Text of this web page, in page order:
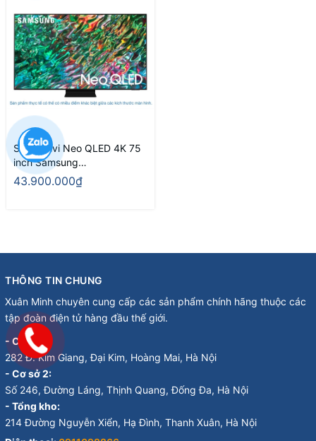
Smart Tivi Neo QLED 4K 75
inch Samsung
QA75QN90BA
43.900.000₫
THÔNG TIN CHUNG
Xuân Minh chuyên cung cấp các sản phẩm chính hãng thuộc các
tập đoàn điện tử hàng đầu thế giới.
- Cơ sở 1:
282 Đ. Kim Giang, Đại Kim, Hoàng Mai, Hà Nội
- Cơ sở 2:
Số 246, Đường Láng, Thịnh Quang, Đống Đa, Hà Nội
- Tổng kho:
214 Đường Nguyễn Xiển, Hạ Đình, Thanh Xuân, Hà Nội